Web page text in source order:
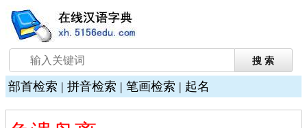
部首检索 | 拼音检索 | 笔画检索 | 起名